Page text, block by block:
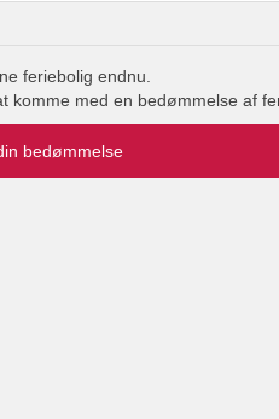
feriebolig endnu.
med en bedømmelse af
bedømmelse